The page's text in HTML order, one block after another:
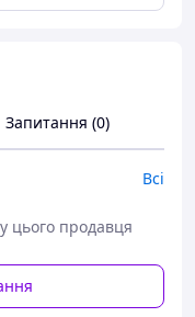
Запитання (0)
Всі
цього продавця